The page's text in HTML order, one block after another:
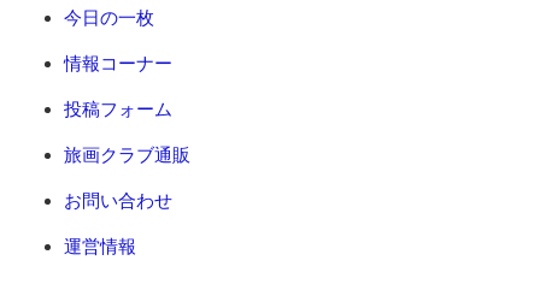
今日の一枚
情報コーナー
投稿フォーム
旅画クラブ通販
お問い合わせ
運営情報